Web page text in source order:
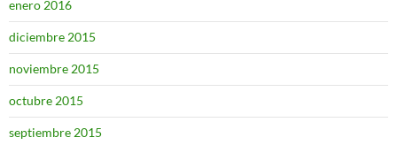
enero 2016
diciembre 2015
noviembre 2015
octubre 2015
septiembre 2015